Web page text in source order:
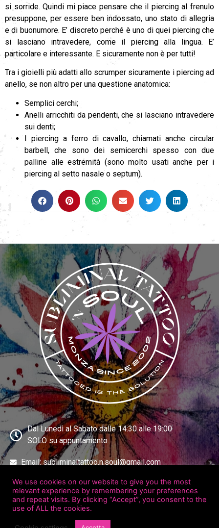
si sorride. Quindi mi piace pensare che il piercing al frenulo
presuppone, per essere ben indossato, uno stato di allegria
e di buonumore. E’ discreto perché è uno di quei piercing che
si lasciano intravedere, come il piercing alla lingua. E’
particolare e interessante. E sicuramente non è per tutti!
Tra i gioielli più adatti allo scrumper sicuramente i piercing ad
anello, se non altro per una questione anatomica:
Semplici cerchi;
Anelli arricchiti da pendenti, che si lasciano intravedere
sui denti;
I piercing a ferro di cavallo, chiamati anche circular
barbell, che sono dei semicerchi spesso con due
palline alle estremità (sono molto usati anche per i
piercing al setto nasale o septum).
Dal Lunedì al Sabato dalle 14:30 alle 19:00
SOLO su appuntamento
Email: subliminaltattoo.n.soul@gmail.com
Via Emilio de Marchi 6A, 20900 Monza (MB)
P. IVA IT10854900965 © 2021 - Tutti I diritti sono riservati - Powered by
We use cookies on our website to give you the most
relevant experience by remembering your preferences
and repeat visits. By clicking “Accept”, you consent to the
use of ALL the cookies.